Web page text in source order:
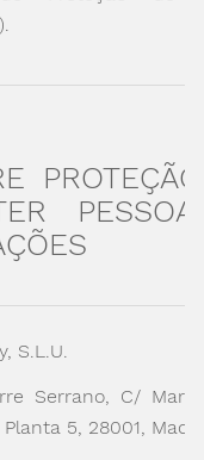
S.L.U.
Serrano, C/
5, 28001,